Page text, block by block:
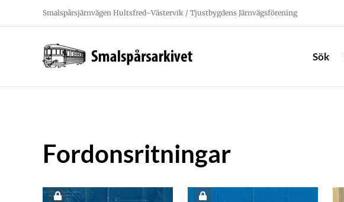
Smalspårsjärnvägen Hultsfred–Västervik / Tjustbygdens Järnvägsförening
Sök
Fordonsritningar